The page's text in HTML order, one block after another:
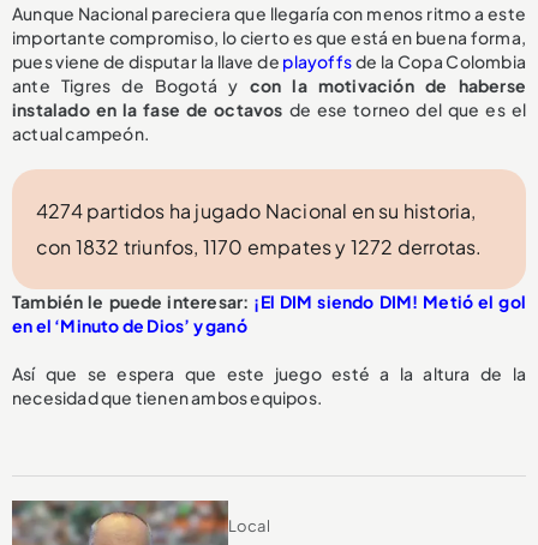
Aunque Nacional pareciera que llegaría con menos ritmo a este
importante compromiso, lo cierto es que está en buena forma,
pues viene de disputar la llave de playoffsde la Copa Colombia
ante Tigres de Bogotá y con la motivación de haberse
instalado en la fase de octavos de ese torneo del que es el
actual campeón.
4274 partidos ha jugado Nacional en su historia,
con 1832 triunfos, 1170 empates y 1272 derrotas.
También le puede interesar: ¡El DIM siendo DIM! Metió el gol
en el ‘Minuto de Dios’ y ganó
Así que se espera que este juego esté a la altura de la
necesidad que tienen ambos equipos.
Local